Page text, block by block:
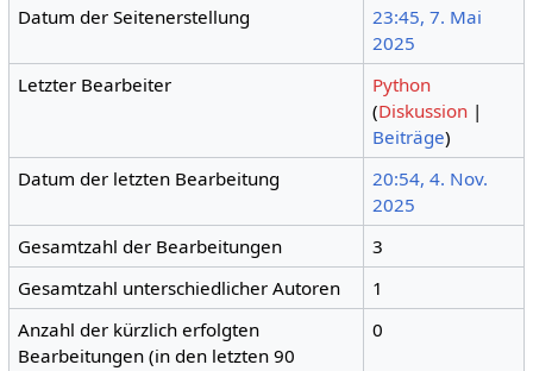
Datum der Seitenerstellung
23:45, 7. Mai
2025
Letzter Bearbeiter
Python
(Diskussion |
Beiträge)
Datum der letzten Bearbeitung
20:54, 4. Nov.
2025
Gesamtzahl der Bearbeitungen
3
Gesamtzahl unterschiedlicher Autoren
1
Anzahl der kürzlich erfolgten
Bearbeitungen (in den letzten 90
0